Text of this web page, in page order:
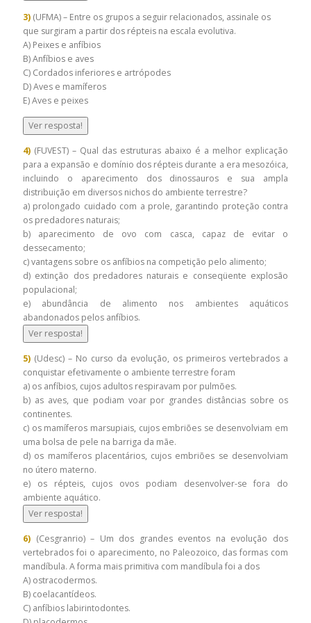
3) (UFMA) – Entre os grupos a seguir relacionados, assinale os
que surgiram a partir dos répteis na escala evolutiva.
A) Peixes e anfíbios
B) Anfíbios e aves
C) Cordados inferiores e artrópodes
D) Aves e mamíferos
E) Aves e peixes
Ver resposta!
4) (FUVEST) – Qual das estruturas abaixo é a melhor explicação
para a expansão e domínio dos répteis durante a era mesozóica,
incluindo o aparecimento dos dinossauros e sua ampla
distribuição em diversos nichos do ambiente terrestre?
a) prolongado cuidado com a prole, garantindo proteção contra
os predadores naturais;
b) aparecimento de ovo com casca, capaz de evitar o
dessecamento;
c) vantagens sobre os anfíbios na competição pelo alimento;
d) extinção dos predadores naturais e conseqüente explosão
populacional;
e) abundância de alimento nos ambientes aquáticos
abandonados pelos anfíbios.
Ver resposta!
5) (Udesc) – No curso da evolução, os primeiros vertebrados a
conquistar efetivamente o ambiente terrestre foram
a) os anfíbios, cujos adultos respiravam por pulmões.
b) as aves, que podiam voar por grandes distâncias sobre os
continentes.
c) os mamíferos marsupiais, cujos embriões se desenvolviam em
uma bolsa de pele na barriga da mãe.
d) os mamíferos placentários, cujos embriões se desenvolviam
no útero materno.
e) os répteis, cujos ovos podiam desenvolver-se fora do
ambiente aquático.
Ver resposta!
6) (Cesgranrio) – Um dos grandes eventos na evolução dos
vertebrados foi o aparecimento, no Paleozoico, das formas com
mandíbula. A forma mais primitiva com mandíbula foi a dos
A) ostracodermos.
B) coelacantídeos.
C) anfíbios labirintodontes.